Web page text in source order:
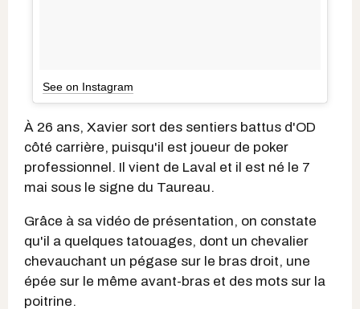
See on Instagram
À 26 ans, Xavier sort des sentiers battus d'OD
côté carrière, puisqu'il est joueur de poker
professionnel. Il vient de Laval et il est né le 7
mai sous le signe du Taureau.
Grâce à sa vidéo de présentation, on constate
qu'il a quelques tatouages, dont un chevalier
chevauchant un pégase sur le bras droit, une
épée sur le même avant-bras et des mots sur la
poitrine.